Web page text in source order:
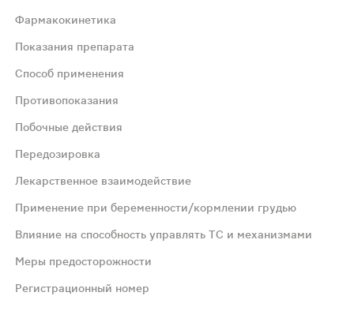
стимулируют рецепторы к N-метил-D-
(Сmax) достигается примерно через 1 час после
мозга. Спастичность, обусловленная черепно-
Одновременное применение с мощными
Фармакокинетика
Показания препарата
Способ применения
Противопоказания
Побочные действия
Передозировка
Лекарственное взаимодействие
Применение при беременности/кормлении грудью
Влияние на способность управлять ТС и механизмами
Меры предосторожности
Регистрационный номер